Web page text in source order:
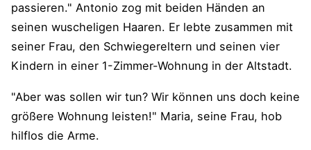
passieren." Antonio zog mit beiden Händen an
seinen wuscheligen Haaren. Er lebte zusammen mit
seiner Frau, den Schwiegereltern und seinen vier
Kindern in einer 1-Zimmer-Wohnung in der Altstadt.
"Aber was sollen wir tun? Wir können uns doch keine
größere Wohnung leisten!" Maria, seine Frau, hob
hilflos die Arme.